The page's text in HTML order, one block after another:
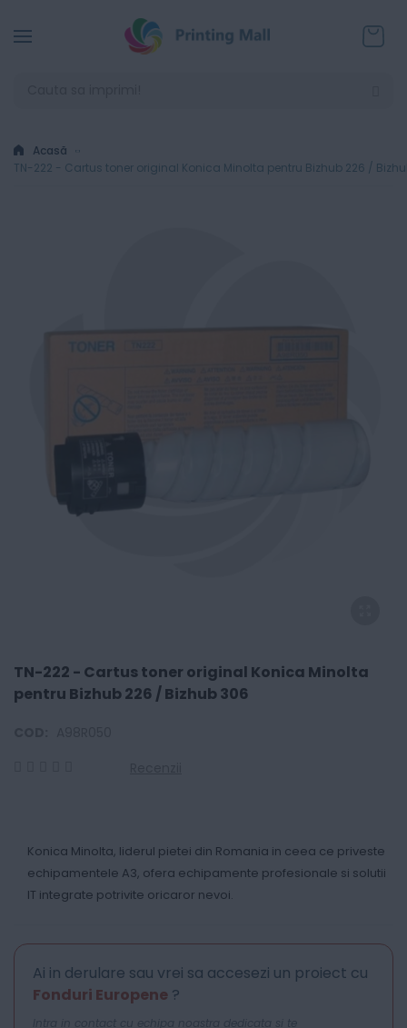
Acasă
TN-222 - Cartus toner original Konica Minolta pentru Bizhub 226 /
TN-222 - Cartus toner original Konica Minolta
pentru Bizhub 226 / Bizhub 306
Konica Minolta, liderul pietei din Romania in ceea ce priveste
echipamentele A3, ofera echipamente profesionale si solutii
IT integrate potrivite oricaror nevoi.
Ai in derulare sau vrei sa accesezi un proiect cu
Fonduri Europene ?
Intra in contact cu echipa noastra dedicata si te